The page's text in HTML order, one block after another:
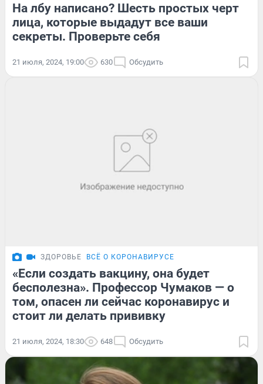
На лбу написано? Шесть простых черт
лица, которые выдадут все ваши
секреты. Проверьте себя
21 июля, 2024, 19:00 630 Обсудить
ЗДОРОВЬЕ ВСЁ О КОРОНАВИРУСЕ
«Если создать вакцину, она будет
бесполезна». Профессор Чумаков — о
том, опасен ли сейчас коронавирус и
стоит ли делать прививку
21 июля, 2024, 18:30 648 Обсудить